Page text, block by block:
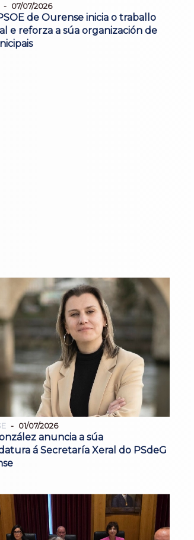
07/07/2026
de Ourense inicia o traballo
e reforza a súa organización de
01/07/2026
anuncia a súa
á Secretaría Xeral do PSdeG